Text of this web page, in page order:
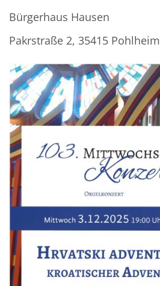
Bürgerhaus Hausen
Pakrstraße 2, 35415 Pohlheim